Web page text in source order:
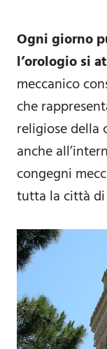
Ogni giorno
l’orologio si
meccanico
che
religiose della
anche
congegni
tutta la città di